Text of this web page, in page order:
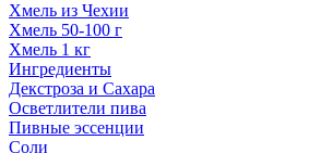
Хмель из Чехии
Хмель 50-100 г
Хмель 1 кг
Ингредиенты
Декстроза и Сахара
Осветлители пива
Пивные эссенции
Соли